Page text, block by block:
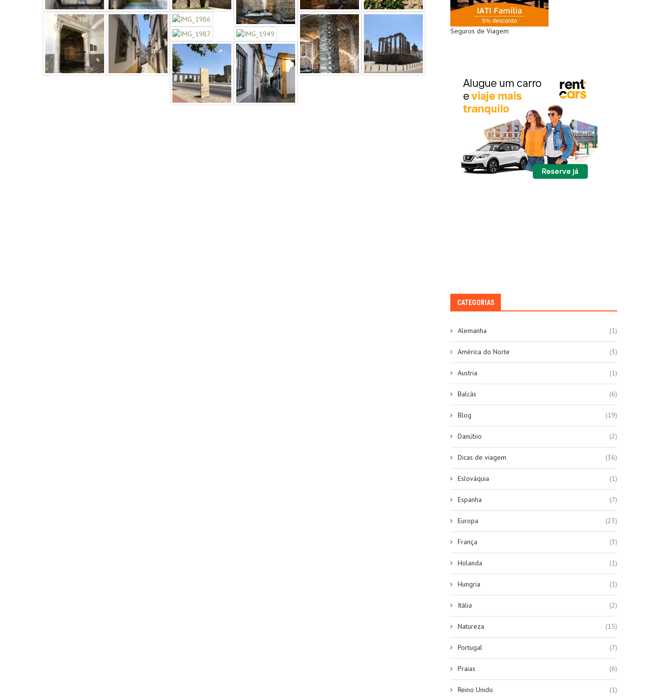
Seguros de Viagem
CATEGORIAS
Alemanha (1)
América do Norte (3)
Austria (1)
Balcãs (6)
Blog (19)
Danúbio (2)
Dicas de viagem (36)
Eslováquia (1)
Espanha (7)
Europa (23)
França (3)
Holanda (1)
Hungria (1)
Itália (2)
Natureza (15)
Portugal (7)
Praias (6)
Reino Unido (1)